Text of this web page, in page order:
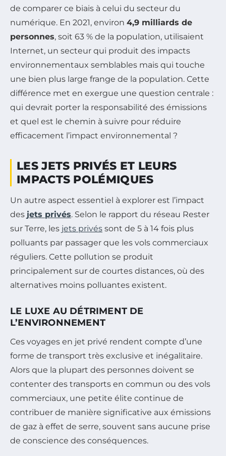
de comparer ce biais à celui du secteur du
numérique. En 2021, environ 4,9 milliards de
personnes, soit 63 % de la population, utilisaient
Internet, un secteur qui produit des impacts
environnementaux semblables mais qui touche
une bien plus large frange de la population. Cette
différence met en exergue une question centrale :
qui devrait porter la responsabilité des émissions
et quel est le chemin à suivre pour réduire
efficacement l’impact environnemental ?
LES JETS PRIVÉS ET LEURS
IMPACTS POLÉMIQUES
Un autre aspect essentiel à explorer est l’impact
des jets privés. Selon le rapport du réseau Rester
sur Terre, les jets privés sont de 5 à 14 fois plus
polluants par passager que les vols commerciaux
réguliers. Cette pollution se produit
principalement sur de courtes distances, où des
alternatives moins polluantes existent.
LE LUXE AU DÉTRIMENT DE
L’ENVIRONNEMENT
Ces voyages en jet privé rendent compte d’une
forme de transport très exclusive et inégalitaire.
Alors que la plupart des personnes doivent se
contenter des transports en commun ou des vols
commerciaux, une petite élite continue de
contribuer de manière significative aux émissions
de gaz à effet de serre, souvent sans aucune prise
de conscience des conséquences.